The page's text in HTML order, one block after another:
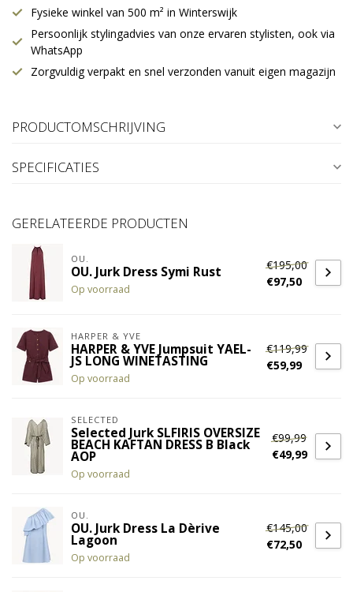
Fysieke winkel van 500 m² in Winterswijk
Persoonlijk stylingadvies van onze ervaren stylisten, ook via
WhatsApp
Zorgvuldig verpakt en snel verzonden vanuit eigen magazijn
PRODUCTOMSCHRIJVING
SPECIFICATIES
GERELATEERDE PRODUCTEN
OU.
OU. Jurk Dress Symi Rust
Op voorraad
€195,00
€97,50
HARPER & YVE
HARPER & YVE Jumpsuit YAEL-
JS LONG WINETASTING
Op voorraad
€119,99
€59,99
SELECTED
Selected Jurk SLFIRIS OVERSIZE
BEACH KAFTAN DRESS B Black
AOP
Op voorraad
€99,99
€49,99
OU.
OU. Jurk Dress La Dèrive
Lagoon
Op voorraad
€145,00
€72,50